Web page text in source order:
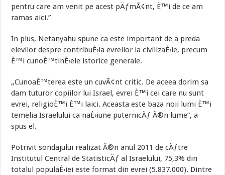
pentru care am venit pe acest pÄƒmÃ¢nt, È™i de ce am
ramas aici.”
In plus, Netanyahu spune ca este important de a preda
elevilor despre contribuÈ›ia evreilor la civilizaÈ›ie, precum
È™i cunoÈ™tinÈ›ele istorice generale.
„CunoaÈ™terea este un cuvÃ¢nt critic. De aceea dorim sa
dam tuturor copiilor lui Israel, evrei È™i cei care nu sunt
evrei, religioÈ™i È™i laici. Aceasta este baza noii lumi È™i
temelia Israelului ca naÈ›iune puternicÄƒ Ã®n lume”, a
spus el.
Potrivit sondajului realizat Ã®n anul 2011 de cÄƒtre
Institutul Central de StatisticÄƒ al Israelului, 75,3% din
totalul populaÈ›iei este format din evrei (5.837.000). Dintre